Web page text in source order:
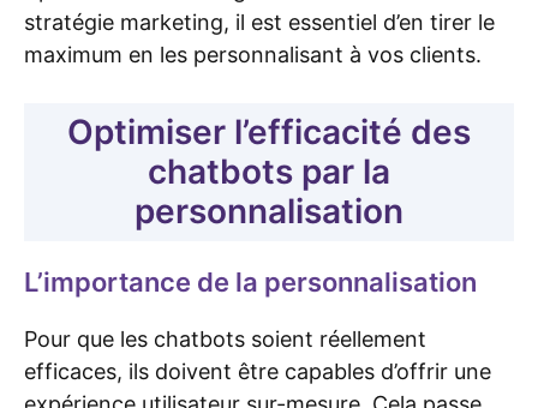
stratégie marketing, il est essentiel d’en tirer le
maximum en les personnalisant à vos clients.
Optimiser l’efficacité des
chatbots par la
personnalisation
L’importance de la personnalisation
Pour que les chatbots soient réellement
efficaces, ils doivent être capables d’offrir une